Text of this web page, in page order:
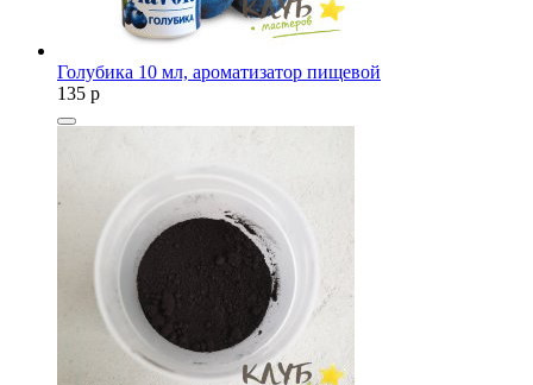
Голубика 10 мл, ароматизатор пищевой
135 p